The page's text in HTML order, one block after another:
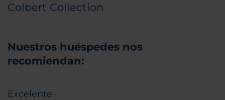
Colbert Collection
Nuestros huéspedes nos
recomiendan:
Excelente